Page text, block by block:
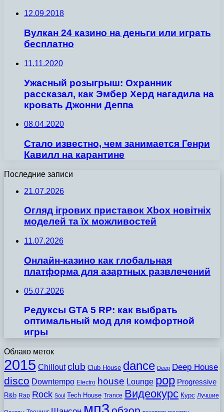
12.09.2018
Вулкан 24 казино на деньги или играть
бесплатно
11.11.2020
Ужасный розыгрыш: Охранник
рассказал, как Эмбер Херд нагадила на
кровать Джонни Деппа
08.04.2020
Стало известно, чем занимается Генри
Кавилл на карантине
Последние записи
21.07.2026
Огляд ігрових приставок Xbox новітніх
моделей та їх можливостей
11.07.2026
Онлайн-казино как глобальная
платформа для азартных развлечений
05.07.2026
Редуксы GTA 5 RP: как выбрать
оптимальный мод для комфортной
игры
Облако меток
2015 Chillout club Club House dance Deep Deep House
disco Downtempo Electro house Lounge pop Progressive
R&b Rap Rock Soul Tech House Trance Видеокурс Курс Лучшие